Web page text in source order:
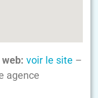
voir le site –
agence